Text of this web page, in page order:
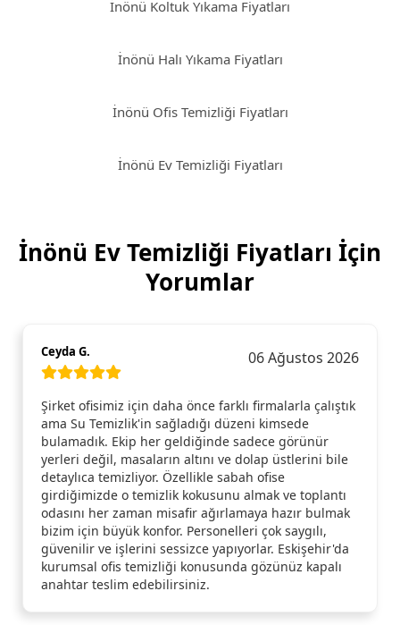
İnönü Koltuk Yıkama Fiyatları
İnönü Halı Yıkama Fiyatları
İnönü Ofis Temizliği Fiyatları
İnönü Ev Temizliği Fiyatları
İnönü Ev Temizliği Fiyatları İçin
Yorumlar
Ceyda G. 06 Ağustos 2026
Şirket ofisimiz için daha önce farklı firmalarla çalıştık
ama Su Temizlik'in sağladığı düzeni kimsede
bulamadık. Ekip her geldiğinde sadece görünür
yerleri değil, masaların altını ve dolap üstlerini bile
detaylıca temizliyor. Özellikle sabah ofise
girdiğimizde o temizlik kokusunu almak ve toplantı
odasını her zaman misafir ağırlamaya hazır bulmak
bizim için büyük konfor. Personelleri çok saygılı,
güvenilir ve işlerini sessizce yapıyorlar. Eskişehir'da
kurumsal ofis temizliği konusunda gözünüz kapalı
anahtar teslim edebilirsiniz.